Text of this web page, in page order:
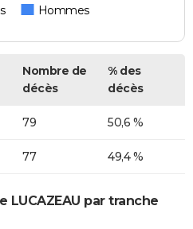
Hommes
Nombre de
décès
% des
décès
79 50,6 %
77 49,4 %
par tranche